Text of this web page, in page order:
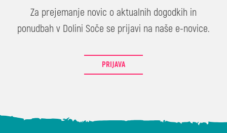
Za prejemanje novic o aktualnih dogodkih in
ponudbah v Dolini Soče se prijavi na naše e-novice.
PRIJAVA